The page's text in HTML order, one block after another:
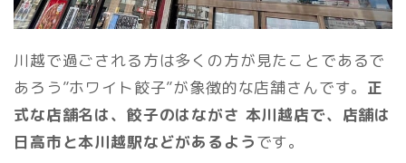
川越で過ごされる方は多くの方が見たことであるで
あろう”ホワイト餃子”が象徴的な店舗さんです。 正
式な店舗名は、餃子のはながさ 本川越店で、店舗は
日高市と本川越駅などがあるようです。